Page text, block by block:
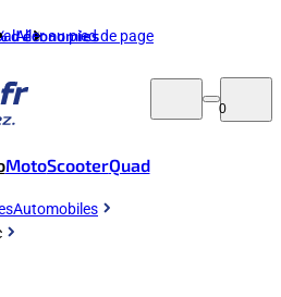
Aller au pied de page
d'économies
0
MotoScooterQuad
Automobiles